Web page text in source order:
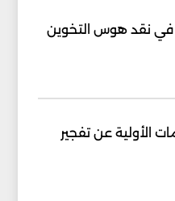
في نقد هوس التخوين
الأولية عن تفجير